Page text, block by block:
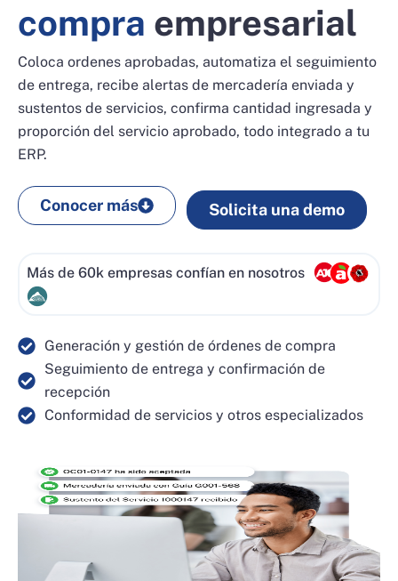
compra empresarial
Coloca ordenes aprobadas, automatiza el seguimiento
de entrega, recibe alertas de mercadería enviada y
sustentos de servicios, confirma cantidad ingresada y
proporción del servicio aprobado, todo integrado a tu
ERP.
Conocer más Solicita una demo
Más de 60k empresas confían en nosotros
Generación y gestión de órdenes de compra
Seguimiento de entrega y confirmación de
recepción
Conformidad de servicios y otros especializados